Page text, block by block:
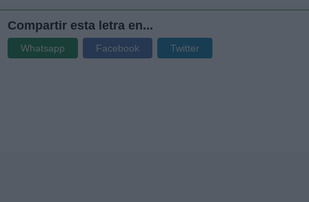
Compartir esta letra en...
Whatsapp Facebook Twitter